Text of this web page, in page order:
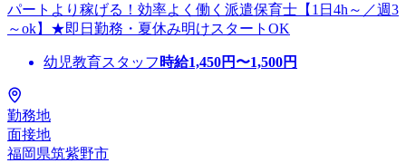
パートより稼げる！効率よく働く派遣保育士【1日4h～／週3
～ok】★即日勤務・夏休み明けスタートOK
幼児教育スタッフ 時給1,450円〜1,500円
勤務地
面接地
福岡県筑紫野市